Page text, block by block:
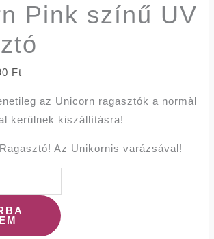
Pink színű UV
Ft
az Unicorn ragasztók a normàl
kerülnek kiszállításra!
Az Unikornis varázsával!